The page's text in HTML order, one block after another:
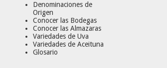
Denominaciones de
Origen
Conocer las Bodegas
Conocer las Almazaras
Variedades de Uva
Variedades de Aceituna
Glosario